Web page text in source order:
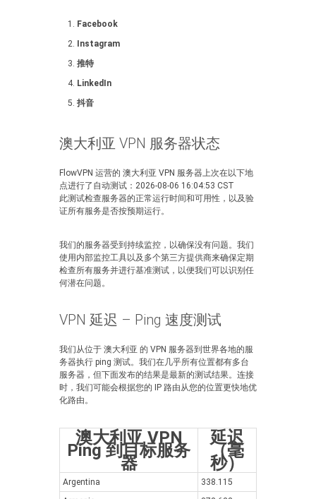
Facebook
Instagram
推特
LinkedIn
抖音
澳大利亚 VPN 服务器状态
FlowVPN 运营的 澳大利亚 VPN 服务器上次在以下地
点进行了自动测试：2026-08-06 16:04:53 CST
此测试检查服务器的正常运行时间和可用性，以及验
证所有服务是否按预期运行。
我们的服务器受到持续监控，以确保没有问题。我们
使用内部监控工具以及多个第三方提供商来确保定期
检查所有服务并进行基准测试，以便我们可以识别任
何潜在问题。
VPN 延迟 – Ping 速度测试
我们从位于 澳大利亚 的 VPN 服务器到世界各地的服
务器执行 ping 测试。我们在几乎所有位置都有多台
服务器，但下面发布的结果是最新的测试结果。连接
时，我们可能会根据您的 IP 路由从您的位置更快地优
化路由。
澳大利亚 VPN
Ping 到目标服务
器
延迟
（毫
秒）
Argentina
338.115